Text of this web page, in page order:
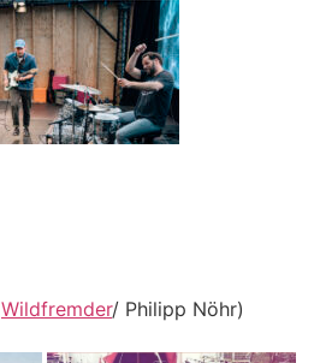
Wildfremder/ Philipp Nöhr)